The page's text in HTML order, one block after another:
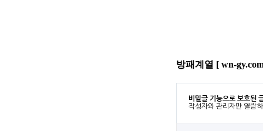
방패계열 [ wn-
비밀글 기능으로 보호된
작성자와 관리자만 열람